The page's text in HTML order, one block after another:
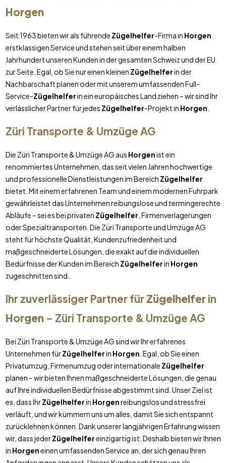
Horgen
Seit 1963 bieten wir als führende Zügelhelfer-Firma in Horgen
erstklassigen Service und stehen seit über einem halben
Jahrhundert unseren Kunden in der gesamten Schweiz und der EU
zur Seite. Egal, ob Sie nur einen kleinen Zügelhelferin der
Nachbarschaft planen oder mit unserem umfassenden Full-
Service-Zügelhelferin ein europäisches Land ziehen – wir sind Ihr
verlässlicher Partner für jedes Zügelhelfer-Projekt in Horgen
Züri Transporte & Umzüge AG
Die Züri Transporte & Umzüge AG aus Horgenist ein
renommiertes Unternehmen, das seit vielen Jahren hochwertige
und professionelle Dienstleistungen im Bereich Zügelhelfer
bietet. Mit einem erfahrenen Team und einem modernen Fuhrpark
gewährleistet das Unternehmen reibungslose und termingerechte
Abläufe – sei es bei privaten Zügelhelfer , Firmenverlagerungen
oder Spezialtransporten. Die Züri Transporte und Umzüge AG
steht für höchste Qualität, Kundenzufriedenheit und
maßgeschneiderte Lösungen, die exakt auf die individuellen
Bedürfnisse der Kunden im Bereich Zügelhelferin Horgen
zugeschnitten sind.
Ihr zuverlässiger Partner fürZügelhelferin
Horgen– Züri Transporte & Umzüge AG
Bei Züri Transporte & Umzüge AG sind wir Ihr erfahrenes
Unternehmen fürZügelhelferin Horgen . Egal, ob Sie einen
Privatumzug, Firmenumzug oder internationale Zügelhelfer
planen – wir bieten Ihnen maßgeschneiderte Lösungen, die genau
auf Ihre individuellen Bedürfnisse abgestimmt sind. Unser Ziel ist
es, dass IhrZügelhelferin Horgenreibungslos und stressfrei
verläuft, und wir kümmern uns um alles, damit Sie sich entspannt
zurücklehnen können. Dank unserer langjährigen Erfahrung wissen
wir, dass jederZügelhelfereinzigartig ist. Deshalb bieten wir Ihnen
in Horgeneinen umfassenden Service an, der sich genau Ihren